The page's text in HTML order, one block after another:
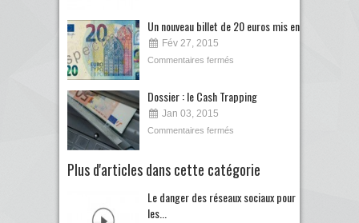
Un nouveau billet de 20 euros mis en...
Fév 27, 2015
Commentaires fermés
Dossier : le Cash Trapping
Jan 03, 2015
Commentaires fermés
Plus d'articles dans cette catégorie
Le danger des réseaux sociaux pour
les...